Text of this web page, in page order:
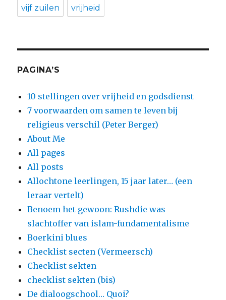
vijf zuilen vrijheid
PAGINA’S
10 stellingen over vrijheid en godsdienst
7 voorwaarden om samen te leven bij
religieus verschil (Peter Berger)
About Me
All pages
All posts
Allochtone leerlingen, 15 jaar later… (een
leraar vertelt)
Benoem het gewoon: Rushdie was
slachtoffer van islam-fundamentalisme
Boerkini blues
Checklist secten (Vermeersch)
Checklist sekten
checklist sekten (bis)
De dialoogschool… Quoi?